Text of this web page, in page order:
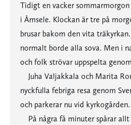
Tidigt en vacker sommarmorgon
i Åmsele. Klockan är tre på
brusar bakom den vita
normalt borde alla sova. Men i
och folk strövar uppspelta
Juha Valjakkala och Marita
nyckfulla febriga resa genom
och parkerar nu vid kyrkogården.
På några få minuter spårar allt